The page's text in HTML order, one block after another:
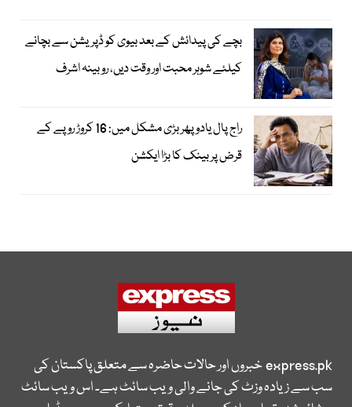
بچے کی پیدائش کے بعد بیوی کو ڈپریشن سے بچانے
کیلئے شوہر محبت اور وقت دیں، روبینہ اشرف
راج پال یادو پھر بڑی مشکل میں: 16 کروڑ روپے کے
قرض پر بینک کا بڑا ایکشن
express.pkخبروں اور حالات حاضرہ سے متعلق پاکستان کی
سب سے زیادہ وزٹ کی جانے والی ویب سائٹ ہے۔ اس ویب سائٹ